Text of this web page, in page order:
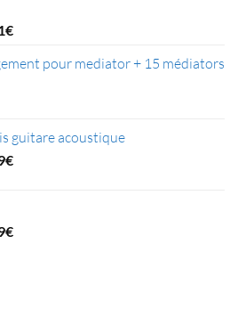
€Le
actuelpour mediator + 15 médiators
guitare acoustique
€Le
11,29€.
€Le